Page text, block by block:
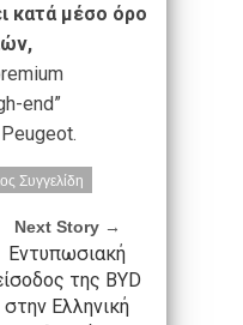
κατά μέσο όρο
end”
Συγγελίδη
Next Story →
Εντυπωσιακή
της BYD
στην Ελληνική